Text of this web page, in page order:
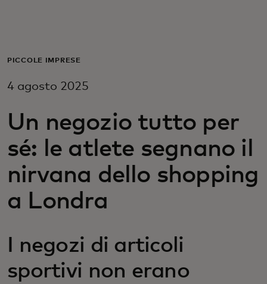
Per il business
Per gli innovatori
Newsroom
PICCOLE IMPRESE
4 agosto 2025
Un negozio tutto per
sé: le atlete segnano il
nirvana dello shopping
a Londra
I negozi di articoli
sportivi non erano